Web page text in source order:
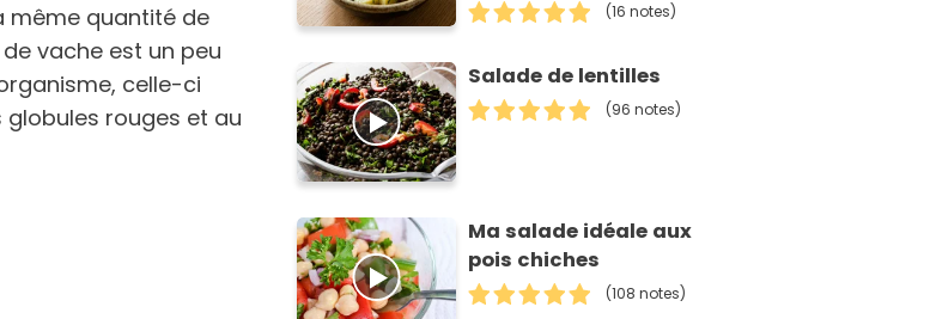
même quantité de
vache est un peu
celle-ci
rouges et au
(16 notes)
Salade de lentilles
(96 notes)
Ma salade idéale aux
pois chiches
(108 notes)